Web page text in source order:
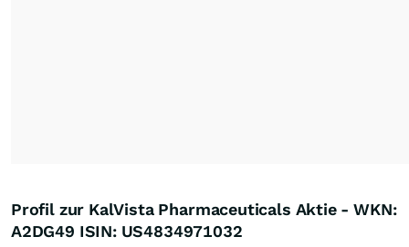
Profil zur KalVista Pharmaceuticals Aktie - WKN:
A2DG49 ISIN: US4834971032